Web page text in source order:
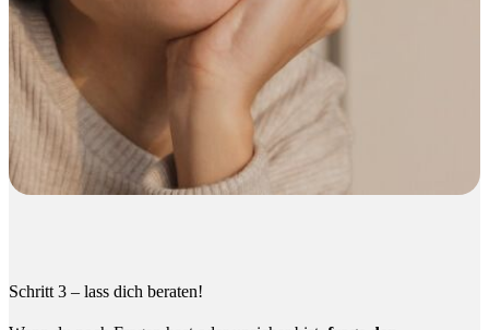
Schritt 3 – lass dich beraten!